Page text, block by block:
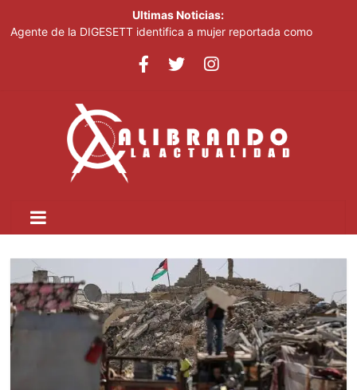
Ultimas Noticias:
Agente de la DIGESETT identifica a mujer reportada como
Explosión desata incendio de cinco alarmas en El Bronx; un
tanda extendida
Efemérides Patrias y el Instituto Duartiano en reunión solemne
por el sesquicentenario de Juan Pablo Duarte
Verónica Batista regresa con la tercera temporada de “Fuera de